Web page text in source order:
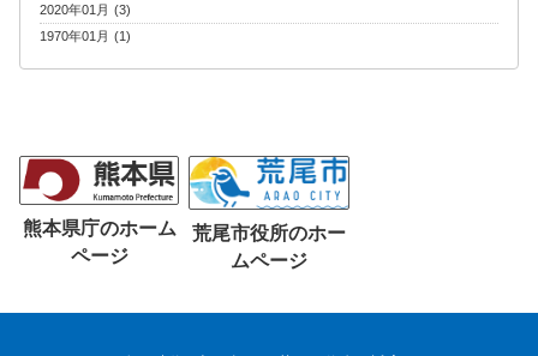
2020年01月 (3)
1970年01月 (1)
熊本県庁のホーム
ページ
荒尾市役所のホー
ムページ